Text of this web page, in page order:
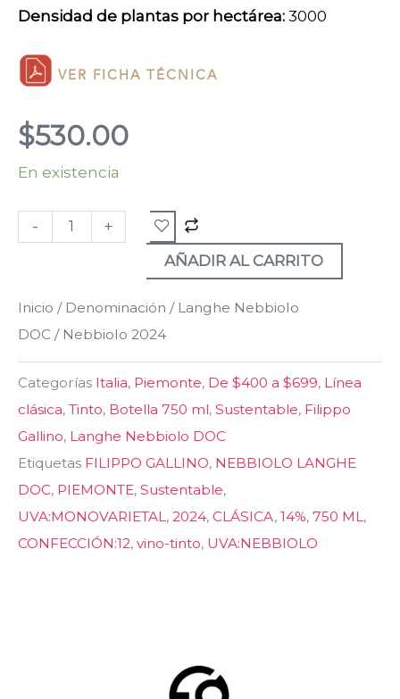
Densidad de plantas por hectárea: 3000
VER FICHA TÉCNICA
$530.00
En existencia
-
Nebbiolo
cantidad
+
AÑADIR AL CARRITO
Inicio / Denominación / Langhe Nebbiolo
DOC / Nebbiolo 2024
Categorías Italia, Piemonte, De $400 a $699, Línea
clásica, Tinto, Botella 750 ml, Sustentable, Filippo
Gallino, Langhe Nebbiolo DOC
Etiquetas FILIPPO GALLINO, NEBBIOLO LANGHE
DOC, PIEMONTE, Sustentable,
UVA:MONOVARIETAL, 2024, CLÁSICA, 14%, 750 ML,
CONFECCIÓN:12, vino-tinto, UVA:NEBBIOLO